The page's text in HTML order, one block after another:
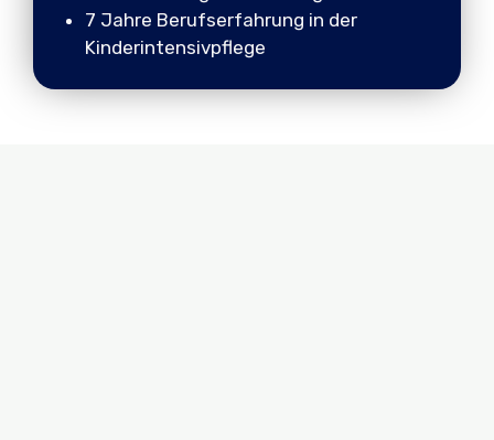
7 Jahre Berufserfahrung in der
Kinderintensivpflege